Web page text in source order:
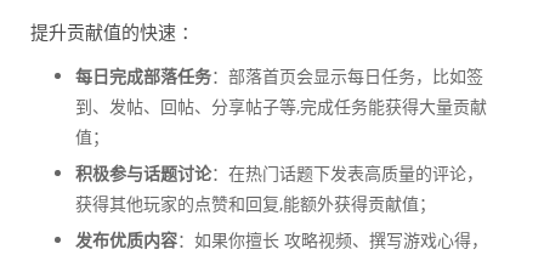
提升贡献值的快速 ：
每日完成部落任务：部落首页会显示每日任务，比如签
到、发帖、回帖、分享帖子等,完成任务能获得大量贡献
值；
积极参与话题讨论：在热门话题下发表高质量的评论，
获得其他玩家的点赞和回复,能额外获得贡献值；
发布优质内容：如果你擅长 攻略视频、撰写游戏心得，